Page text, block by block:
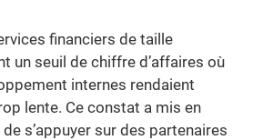
financiers de taille
un seuil de chiffre d’affaires où
internes rendaient
lente. Ce constat a mis en
s’appuyer sur des partenaires